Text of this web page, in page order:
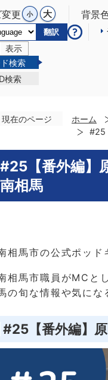
更 背景
翻訳
表示
検索
検索
現在のページ ホーム
#25
#25【番外編】
南相馬
相馬市の公式ポッド
相馬市職員がMCと
の旬な情報や気にな
#25【番外編】